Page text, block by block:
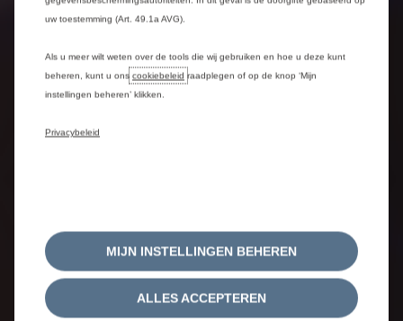
uw toestemming (Art. 49.1a AVG).
Als u meer wilt weten over de tools die wij gebruiken en hoe u deze kunt
beheren, kunt u ons cookiebeleid raadplegen of op de knop ‘Mijn
instellingen beheren’ klikken.
Privacybeleid
MIJN INSTELLINGEN BEHEREN
ALLES ACCEPTEREN